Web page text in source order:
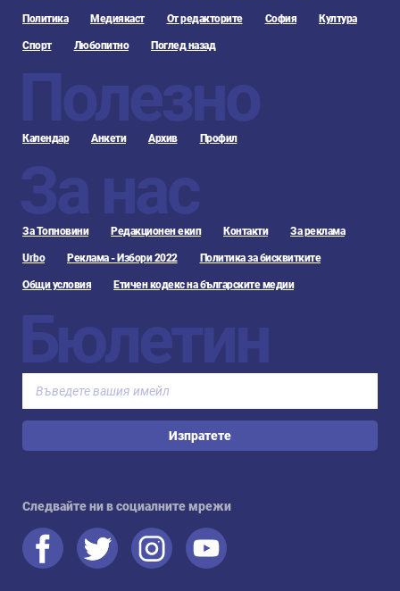
Политика Медиякаст От редакторите София Култура
Спорт Любопитно Поглед назад
Полезно
Календар Анкети Архив Профил
За нас
За Топновини Редакционен екип Контакти За реклама
Urbo Реклама - Избори 2022 Политика за бисквитките
Общи условия Етичен кодекс на българските медии
Бюлетин
Изпратете
Следвайте ни в социалните мрежи